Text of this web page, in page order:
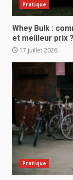
Pratique
Whey Bulk :
et meilleur prix ?
17 juillet 2026
Pratique